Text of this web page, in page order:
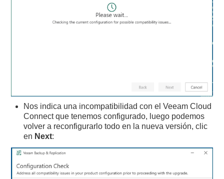
Nos indica una incompatibilidad con el Veeam Cloud
Connect que tenemos configurado, luego podemos
volver a reconfigurarlo todo en la nueva versión, clic
en Next: